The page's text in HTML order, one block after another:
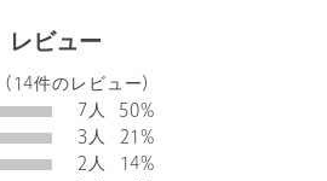
なのもポイント。
のバッグです。
カラーの持ち手付きソフトPCバッグ
レビュー
(14件のレビュー)
7人
50%
3人
21%
2人
14%